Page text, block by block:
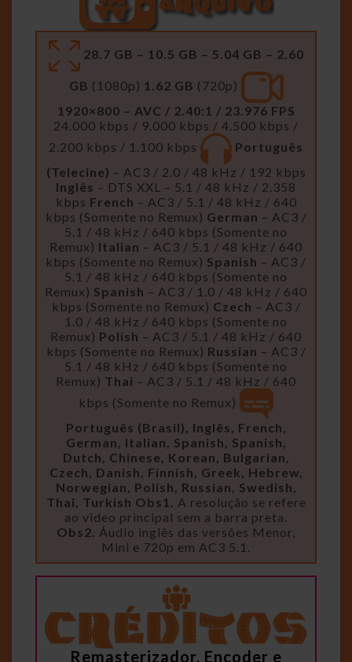
28.7 GB – 10.5 GB – 5.04 GB – 2.60
GB (1080p) 1.62 GB (720p)
1920×800 – AVC / 2.40:1 / 23.976 FPS
24.000 kbps / 9.000 kbps / 4.500 kbps /
2.200 kbps / 1.100 kbps
Português
(Telecine) – AC3 / 2.0 / 48 kHz / 192 kbps
Inglês – DTS XXL – 5.1 / 48 kHz / 2.358
kbps French – AC3 / 5.1 / 48 kHz / 640
kbps (Somente no Remux) German – AC3 /
5.1 / 48 kHz / 640 kbps (Somente no
Remux) Italian – AC3 / 5.1 / 48 kHz / 640
kbps (Somente no Remux) Spanish – AC3 /
5.1 / 48 kHz / 640 kbps (Somente no
Remux) Spanish – AC3 / 1.0 / 48 kHz / 640
kbps (Somente no Remux) Czech – AC3 /
1.0 / 48 kHz / 640 kbps (Somente no
Remux) Polish – AC3 / 5.1 / 48 kHz / 640
kbps (Somente no Remux) Russian – AC3 /
5.1 / 48 kHz / 640 kbps (Somente no
Remux) Thai – AC3 / 5.1 / 48 kHz / 640
kbps (Somente no Remux)
Português (Brasil), Inglês, French,
German, Italian, Spanish, Spanish,
Dutch, Chinese, Korean, Bulgarian,
Czech, Danish, Finnish, Greek, Hebrew,
Norwegian, Polish, Russian, Swedish,
Thai, Turkish Obs1.
A resolução se refere
ao video principal sem a barra preta.
Obs2. Áudio inglês das versôes Menor,
Mini e 720p em AC3 5.1.
Remasterizador, Encoder e